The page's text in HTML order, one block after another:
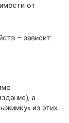
от
– зависит
а
из этих